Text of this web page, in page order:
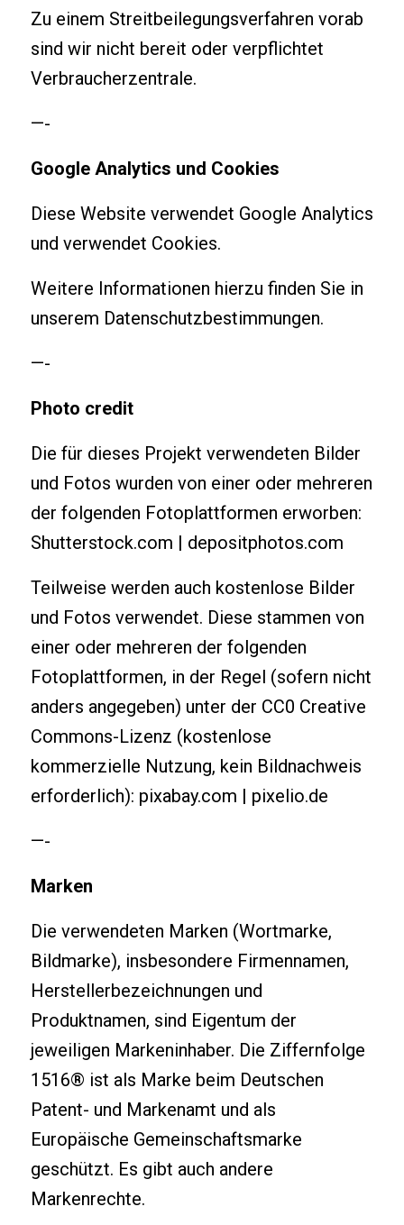
Zu einem Streitbeilegungsverfahren vorab
sind wir nicht bereit oder verpflichtet
Verbraucherzentrale.
—-
Google Analytics und Cookies
Diese Website verwendet Google Analytics
und verwendet Cookies.
Weitere Informationen hierzu finden Sie in
unserem Datenschutzbestimmungen.
—-
Photo credit
Die für dieses Projekt verwendeten Bilder
und Fotos wurden von einer oder mehreren
der folgenden Fotoplattformen erworben:
Shutterstock.com | depositphotos.com
Teilweise werden auch kostenlose Bilder
und Fotos verwendet. Diese stammen von
einer oder mehreren der folgenden
Fotoplattformen, in der Regel (sofern nicht
anders angegeben) unter der CC0 Creative
Commons-Lizenz (kostenlose
kommerzielle Nutzung, kein Bildnachweis
erforderlich): pixabay.com | pixelio.de
—-
Marken
Die verwendeten Marken (Wortmarke,
Bildmarke), insbesondere Firmennamen,
Herstellerbezeichnungen und
Produktnamen, sind Eigentum der
jeweiligen Markeninhaber. Die Ziffernfolge
1516® ist als Marke beim Deutschen
Patent- und Markenamt und als
Europäische Gemeinschaftsmarke
geschützt. Es gibt auch andere
Markenrechte.